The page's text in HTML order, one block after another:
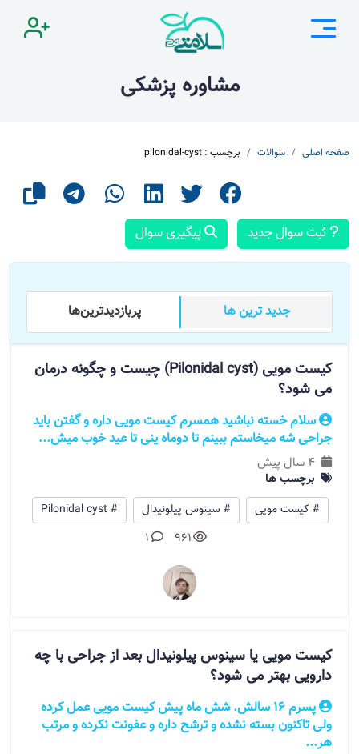
مشاوره پزشکی
صفحه اصلی سوالات برچسب : pilonidal-cyst
ثبت سوال جدید پیگیری سوال
جدید ترین ها پر‌بازدید‌ترین‌ها
کیست مویی (Pilonidal cyst) چیست و چگونه درمان
می شود؟
سلام خسته نباشید همسرم کیست مویی داره و گفتن باید
جراحی شه میخاستم ببینم تا دوماه ینی تا عید خوب میش...
4 سال پیش
برچسب ها
# کیست مویی
# سینوس پیلونیدال
# Pilonidal cyst
961
1
کیست مویی یا سینوس پیلونیدال بعد از جراحی با چه
دارویی بهتر می شود؟
پسرم 16 سالش. شش ماه پیش کیست مویی عمل کرده
ولی تاکنون بسته نشده و ترشح داره و عفونت نکرده و مرتب
هر...